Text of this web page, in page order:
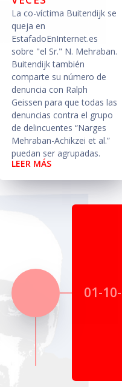
La co-víctima Buitendijk se
queja en
EstafadoEnInternet.es
sobre "el Sr." N. Mehraban.
Buitendijk también
comparte su número de
denuncia con Ralph
Geissen para que todas las
denuncias contra el grupo
de delincuentes “Narges
Mehraban-Achikzei et al.”
puedan ser agrupadas.
LEER MÁS
01-